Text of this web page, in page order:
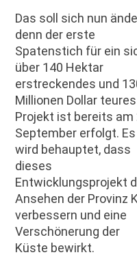
Das soll sich nun
denn der erste
Spatenstich für ein
über 140 Hektar
erstreckendes und
Millionen Dollar teures
Projekt ist bereits am
September erfolgt. Es
wird behauptet, dass
dieses
Entwicklungsprojekt
Ansehen der Provinz
verbessern und eine
Verschönerung der
Küste bewirkt.